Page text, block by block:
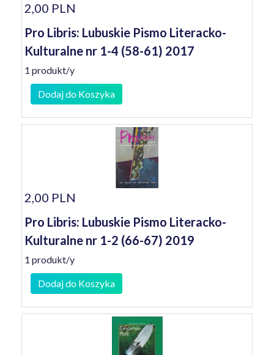
2,00 PLN
Pro Libris: Lubuskie Pismo Literacko-
Kulturalne nr 1-4 (58-61) 2017
1 produkt/y
Dodaj do Koszyka
2,00 PLN
Pro Libris: Lubuskie Pismo Literacko-
Kulturalne nr 1-2 (66-67) 2019
1 produkt/y
Dodaj do Koszyka